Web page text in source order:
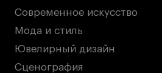
Современное искусство
Мода и стиль
Ювелирный дизайн
Сценография